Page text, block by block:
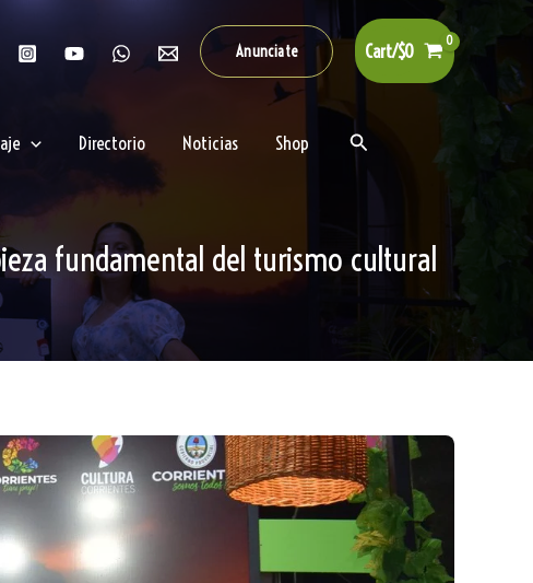
Anunciate Cart/$0
Directorio Noticias Shop Buscar
fundamental del turismo cultural